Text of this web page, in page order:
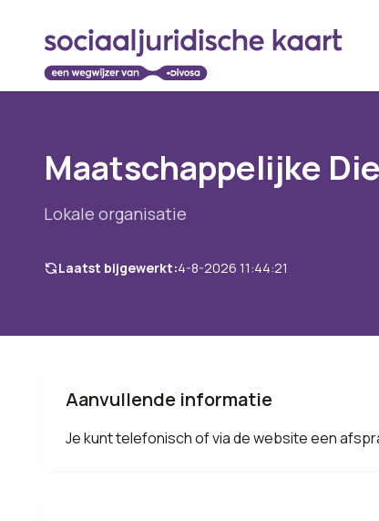
Maatschappelijke
Lokale organisatie
Laatst bijgewerkt:4-8-2026 11:44:21
Aanvullende informatie
Je kunt telefonisch of via de website een